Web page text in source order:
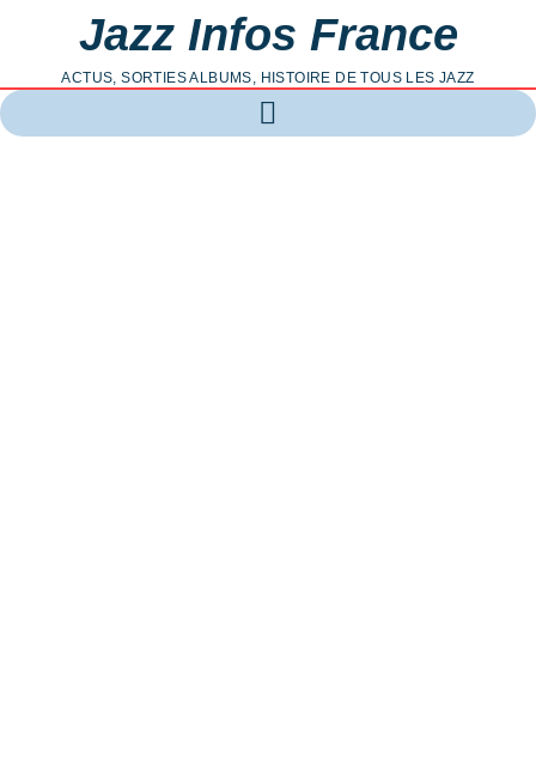
Jazz Infos France
ACTUS, SORTIES ALBUMS, HISTOIRE DE TOUS LES JAZZ